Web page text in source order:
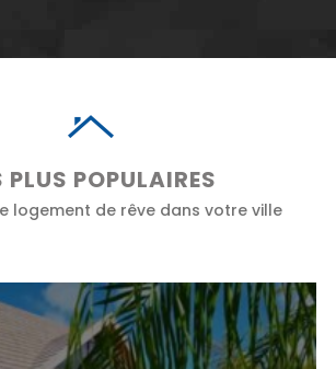
PLUS POPULAIRES
logement de rêve dans votre ville